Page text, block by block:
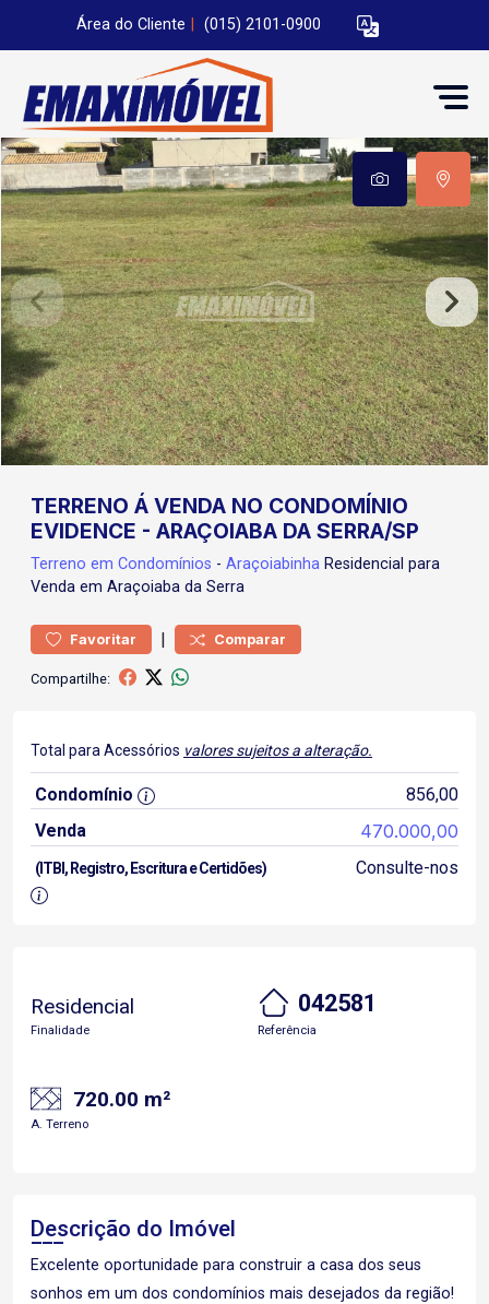
Área do Cliente (015) 2101-0900
TERRENO Á VENDA NO CONDOMÍNIO
EVIDENCE - ARAÇOIABA DA SERRA/SP
Terreno em Condomínios - Araçoiabinha Residencial para
Venda em Araçoiaba da Serra
Favoritar | Comparar
Compartilhe:
Total para Acessórios valores sujeitos a alteração.
Condomínio
856,00
Venda
470.000,00
(ITBI, Registro, Escritura e Certidões) Consulte-nos
Residencial
Finalidade
042581
Referência
720.00 m²
A. Terreno
Descrição do Imóvel
Excelente oportunidade para construir a casa dos seus
sonhos em um dos condomínios mais desejados da região!